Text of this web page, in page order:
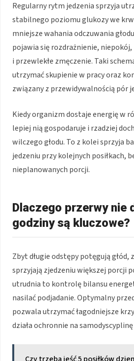
Regularny rytm jedzenia sprzyja
stabilnego poziomu glukozy we
mniejsze wahania odczuwania
pojawia się rozdrażnienie, niepokój,
i przewlekłe zmęczenie. Taki
utrzymać skupienie w pracy oraz
związany z przewidywalnością pór
Kiedy organizm dostaje energię w
lepiej nią gospodaruje i rzadziej
wilczego głodu. To z kolei sprzyja
jedzeniu przy kolejnych posiłkach,
nieplanowanych porcji.
Dlaczego przerwy nie
godziny są kluczowe?
Zbyt długie odstępy potęgują głód,
sprzyjają zjedzeniu większej porcji
utrudnia to kontrolę bilansu
nasilać podjadanie. Optymalny
pozwala utrzymać łagodniejsze
działa ochronnie na